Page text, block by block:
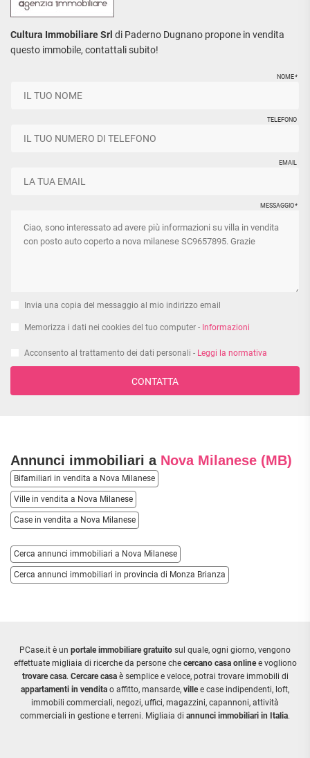
Cultura Immobiliare Srl di Paderno Dugnano propone in vendita
questo immobile, contattali subito!
NOME*
TELEFONO
EMAIL
MESSAGGIO*
Invia una copia del messaggio al mio indirizzo email
Memorizza i dati nei cookies del tuo computer - Informazioni
Acconsento al trattamento dei dati personali - Leggi la normativa
CONTATTA
Annunci immobiliari a Nova Milanese (MB)
Bifamiliari in vendita a Nova Milanese
Ville in vendita a Nova Milanese
Case in vendita a Nova Milanese
Cerca annunci immobiliari a Nova Milanese
Cerca annunci immobiliari in provincia di Monza Brianza
PCase.it è un portale immobiliare gratuito sul quale, ogni giorno, vengono
effettuate migliaia di ricerche da persone che cercano casa onlinee vogliono
trovare casa. Cercare casaè semplice e veloce, potrai trovare immobili di
appartamenti in vendita o affitto, mansarde, villee case indipendenti, loft,
immobili commerciali, negozi, uffici, magazzini, capannoni, attività
commerciali in gestione e terreni. Migliaia di annunci immobiliari in Italia.